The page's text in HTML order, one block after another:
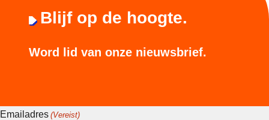
Blijf op de hoogte.
Word lid van onze nieuwsbrief.
Emailadres (Vereist)